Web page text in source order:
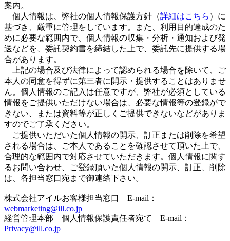
案内。
個人情報は、弊社の個人情報保護方針（詳細はこちら ）に
基づき、厳重に管理をしています。また、利用目的達成のた
めに必要な範囲内で、個人情報の収集・分析・通知および発
送などを、委託契約書を締結した上で、委託先に提供する場
合があります。
上記の場合及び法律によって認められる場合を除いて、ご
本人の同意を得ずに第三者に開示・提供することはありませ
ん。個人情報のご記入は任意ですが、弊社が必須としている
情報をご提供いただけない場合は、必要な情報等の登録がで
きない、または資料等が正しくご提供できないなどがありま
すのでご了承ください。
ご提供いただいた個人情報の開示、訂正または削除を希望
される場合は、ご本人であることを確認させて頂いた上で、
合理的な範囲内で対応させていただきます。個人情報に関す
るお問い合わせ、ご登録頂いた個人情報の開示、訂正、削除
は、各担当窓口宛まで御連絡下さい。
株式会社アイルお客様担当窓口 E-mail：
webmarketing@ill.co.jp
経営管理本部 個人情報保護責任者宛て E-mail：
Privacy@ill.co.jp